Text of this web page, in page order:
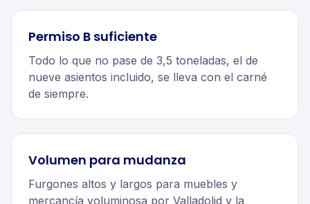
Permiso B suficiente
Todo lo que no pase de 3,5 toneladas, el de
nueve asientos incluido, se lleva con el carné
de siempre.
Volumen para mudanza
Furgones altos y largos para muebles y
mercancía voluminosa por Valladolid y la